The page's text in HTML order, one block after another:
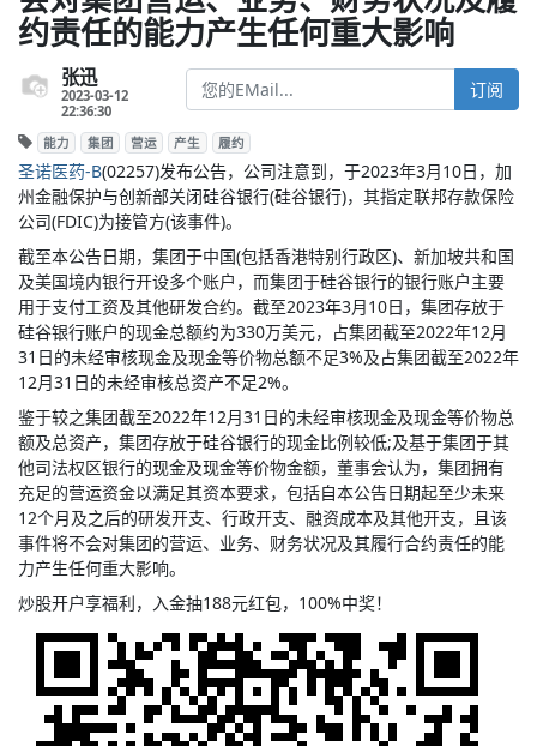
约责任的能力产生任何重大影响
张迅
2023-03-12
22:36:30
订阅
能力 集团 营运 产生 履约
圣诺医药-B(02257)发布公告，公司注意到，于2023年3月10日，加
州金融保护与创新部关闭硅谷银行(硅谷银行)，其指定联邦存款保险
公司(FDIC)为接管方(该事件)。
截至本公告日期，集团于中国(包括香港特别行政区)、新加坡共和国
及美国境内银行开设多个账户，而集团于硅谷银行的银行账户主要
用于支付工资及其他研发合约。截至2023年3月10日，集团存放于
硅谷银行账户的现金总额约为330万美元，占集团截至2022年12月
31日的未经审核现金及现金等价物总额不足3%及占集团截至2022年
12月31日的未经审核总资产不足2%。
鉴于较之集团截至2022年12月31日的未经审核现金及现金等价物总
额及总资产，集团存放于硅谷银行的现金比例较低;及基于集团于其
他司法权区银行的现金及现金等价物金额，董事会认为，集团拥有
充足的营运资金以满足其资本要求，包括自本公告日期起至少未来
12个月及之后的研发开支、行政开支、融资成本及其他开支，且该
事件将不会对集团的营运、业务、财务状况及其履行合约责任的能
力产生任何重大影响。
炒股开户享福利，入金抽188元红包，100%中奖！